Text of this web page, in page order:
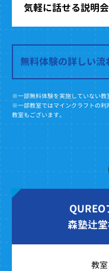
気軽に話せる説明
無料体験の詳しい流
※一部無料体験を実施していない教
※一部教室ではマインクラフトの利
教室もございます。
森塾辻
教